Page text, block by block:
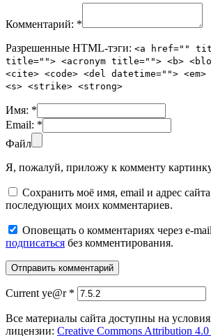
Комментарий: *
Разрешенные HTML-тэги: <a href=""
title=""> <acronym title=""> <b>
<cite> <code> <del datetime="">
<s> <strike> <strong>
Имя: *
Email: *
Файл
Я, пожалуй, приложу к комменту
Сохранить моё имя, email и адрес
последующих моих комментариев.
Оповещать о комментариях через e-
подписаться без комментирования.
Current ye@r *
Все материалы сайта доступны на
лицензии: Creative Commons Attribution